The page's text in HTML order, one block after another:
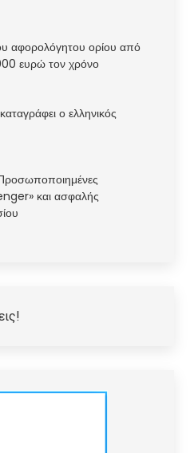
αφορολόγητου ορίου από
ευρώ τον χρόνο
ο ελληνικός
και ασφαλής